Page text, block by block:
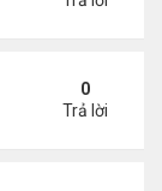
ngủ?0
Trả lời